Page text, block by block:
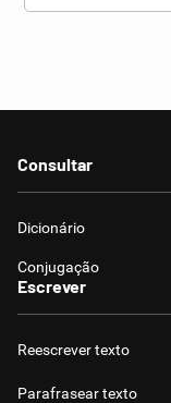
Consultar
Dicionário
Conjugação
Escrever
Reescrever texto
Parafrasear texto